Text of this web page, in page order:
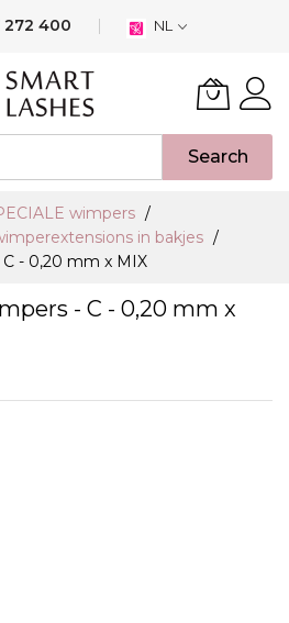
272 400 NL
Search
wimpers
in bakjes
- 0,20 mm x MIX
- C - 0,20 mm x